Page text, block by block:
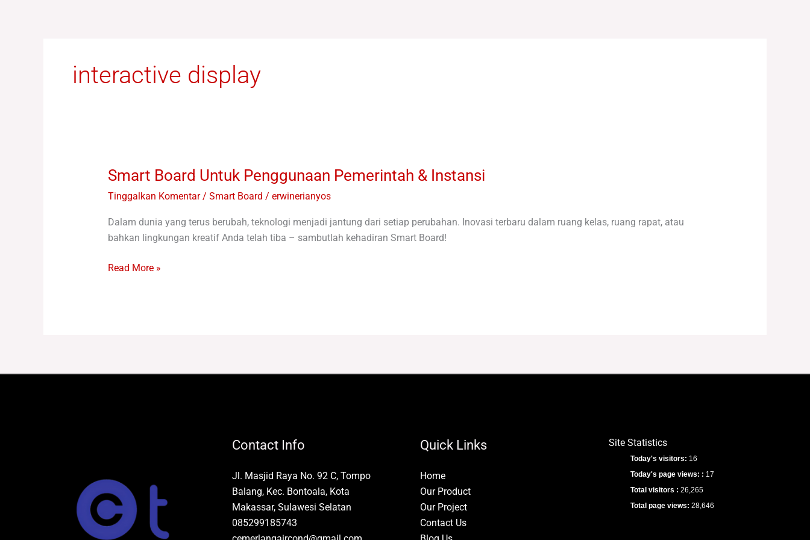
interactive display
Smart Board Untuk Penggunaan Pemerintah & Instansi
Tinggalkan Komentar / Smart Board / erwinerianyos
Dalam dunia yang terus berubah, teknologi menjadi jantung dari setiap perubahan. Inovasi terbaru dalam ruang kelas, ruang rapat, atau
bahkan lingkungan kreatif Anda telah tiba – sambutlah kehadiran Smart Board!
Smart
Untuk
Penggunaan
Pemerintah
Instansi
Read More »
Contact Info
Jl. Masjid Raya No. 92 C, Tompo
Balang, Kec. Bontoala, Kota
Makassar, Sulawesi Selatan
085299185743
Quick Links
Home
Our Product
Our Project
Contact Us
Site Statistics
Today's visitors: 16
Today's page views: : 17
Total visitors : 26,265
Total page views: 28,646